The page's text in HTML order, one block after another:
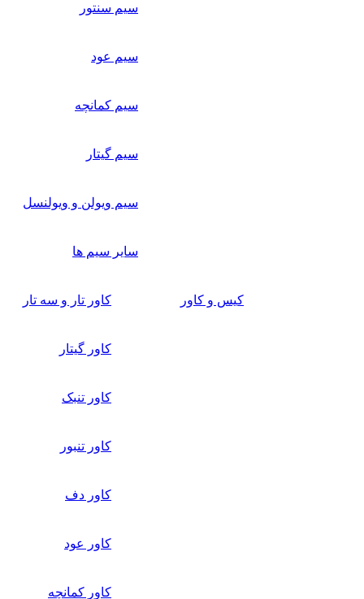
سیم سنتور
سیم عود
سیم کمانچه
سیم گیتار
سیم ویولن و ویولنسل
سایر سیم ها
کیس و کاور کاور تار و سه تار
کاور گیتار
کاور تنبک
کاور تنبور
کاور دف
کاور عود
کاور کمانچه